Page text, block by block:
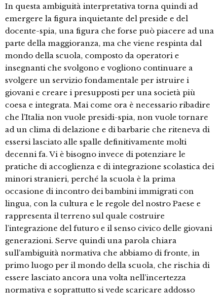
In questa ambiguità interpretativa torna quindi ad
emergere la figura inquietante del preside e del
docente-spia, una figura che forse può piacere ad una
parte della maggioranza, ma che viene respinta dal
mondo della scuola, composto da operatori e
insegnanti che svolgono e vogliono continuare a
svolgere un servizio fondamentale per istruire i
giovani e creare i presupposti per una società più
coesa e integrata. Mai come ora è necessario ribadire
che l’Italia non vuole presidi-spia, non vuole tornare
ad un clima di delazione e di barbarie che riteneva di
essersi lasciato alle spalle definitivamente molti
decenni fa. Vi è bisogno invece di potenziare le
pratiche di accoglienza e di integrazione scolastica dei
minori stranieri, perché la scuola è la prima
occasione di incontro dei bambini immigrati con
lingua, con la cultura e le regole del nostro Paese e
rappresenta il terreno sul quale costruire
l’integrazione del futuro e il senso civico delle giovani
generazioni. Serve quindi una parola chiara
sull’ambiguità normativa che abbiamo di fronte, in
primo luogo per il mondo della scuola, che rischia di
essere lasciato ancora una volta nell’incertezza
normativa e soprattutto si vede scaricare addosso